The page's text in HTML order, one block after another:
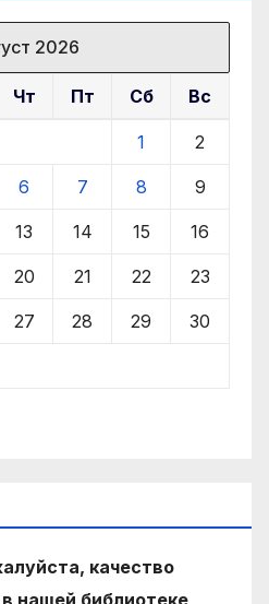
2026
Чт Пт Сб Вс
1 2
6 7 8 9
13 14 15 16
20 21 22 23
27 28 29 30
качество